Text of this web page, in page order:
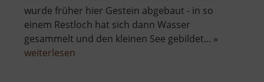
wurde früher hier Gestein abgebaut - in so
einem Restloch hat sich dann Wasser
gesammelt und den kleinen See gebildet... »
weiterlesen